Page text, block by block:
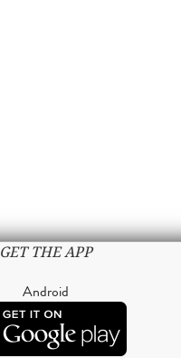
GET THE APP
Android